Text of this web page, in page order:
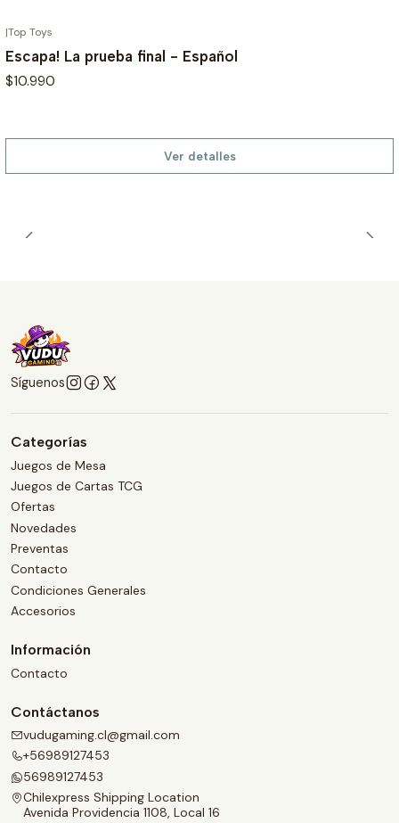
|Top Toys
Escapa! La prueba final - Español
$10.990
Ver detalles
Síguenos
Categorías
Juegos de Mesa
Juegos de Cartas TCG
Ofertas
Novedades
Preventas
Contacto
Condiciones Generales
Accesorios
Información
Contacto
Contáctanos
vudugaming.cl@gmail.com
+56989127453
56989127453
Chilexpress Shipping Location
Avenida Providencia 1108, Local 16